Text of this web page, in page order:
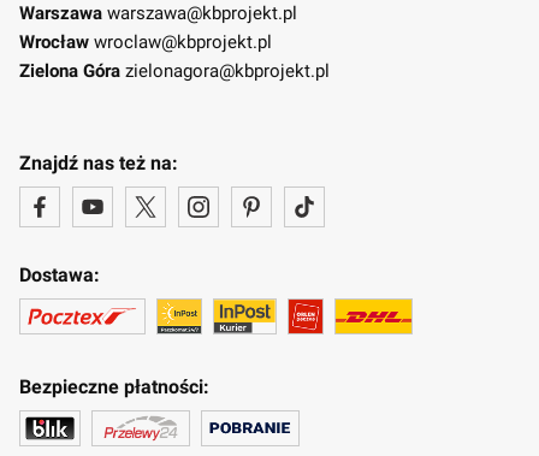
Warszawa warszawa@kbprojekt.pl
Wrocław wroclaw@kbprojekt.pl
Zielona Góra zielonagora@kbprojekt.pl
Znajdź nas też na:
Dostawa:
Bezpieczne płatności: